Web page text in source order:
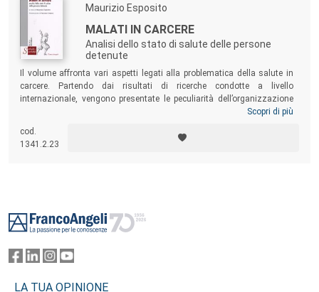
Maurizio Esposito
MALATI IN CARCERE
Analisi dello stato di salute delle persone
detenute
Il volume affronta vari aspetti legati alla problematica della salute in
carcere. Partendo dai risultati di ricerche condotte a livello
internazionale, vengono presentate le peculiarità dell’organizzazione
del sistema sanitario penitenziario in alcuni paesi europei e negli Stati
l’evoluzione del Servizio Sanitario Penitenziario e il ruolo dei medici
penitenziari. Completano il volume alcune riflessioni su temi quali il
Scopri di più
cod.
1341.2.23
LA TUA OPINIONE